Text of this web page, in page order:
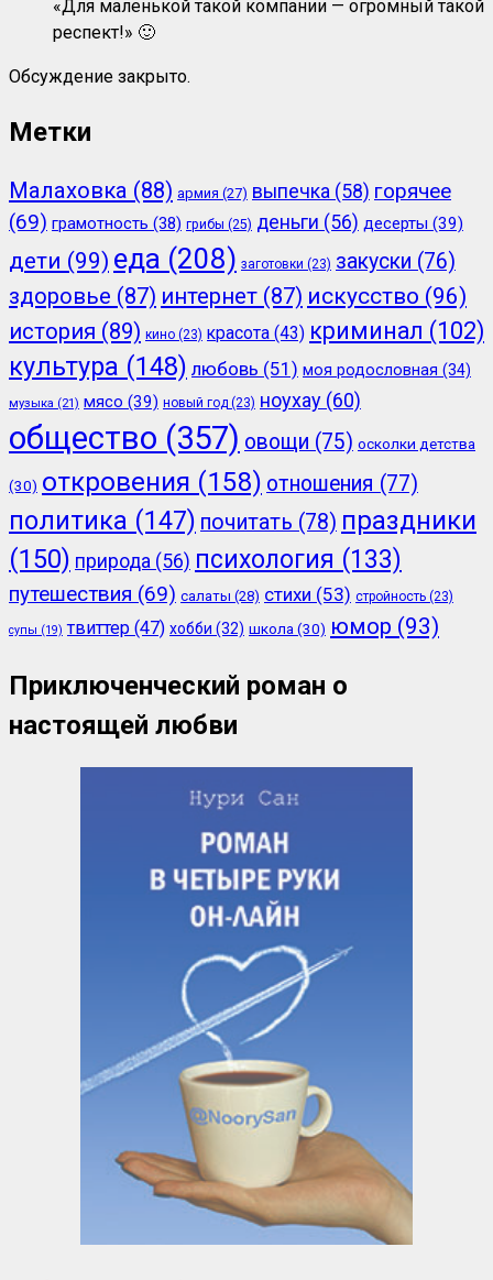
«Для маленькой такой компании — огромный такой
респект!» 🙂
Обсуждение закрыто.
Метки
Малаховка (88) армия (27) выпечка (58) горячее
(69) грамотность (38) грибы (25) деньги (56) десерты (39)
дети (99) еда (208) заготовки (23) закуски (76)
здоровье (87) интернет (87) искусство (96)
история (89) кино (23) красота (43) криминал (102)
культура (148) любовь (51) моя родословная (34)
музыка (21) мясо (39) новый год (23) ноухау (60)
общество (357) овощи (75) осколки детства
(30) откровения (158) отношения (77)
политика (147) почитать (78) праздники
(150) природа (56) психология (133)
путешествия (69) салаты (28) стихи (53) стройность (23)
супы (19) твиттер (47) хобби (32) школа (30) юмор (93)
Приключенческий роман о
настоящей любви